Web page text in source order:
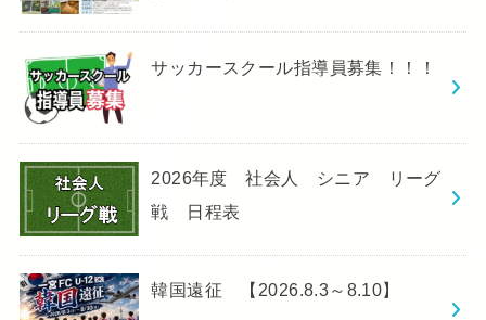
サッカースクール指導員募集！！！
2026年度 社会人 シニア リーグ
戦 日程表
韓国遠征 【2026.8.3～8.10】